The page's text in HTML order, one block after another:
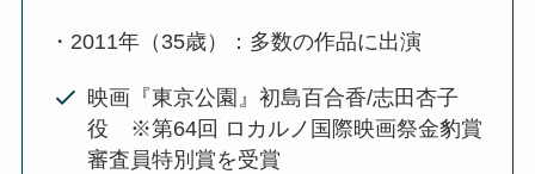
・2011年（35歳）：多数の作品に出演
映画『東京公園』初島百合香/志田杏子
役 ※第64回 ロカルノ国際映画祭金豹賞
審査員特別賞を受賞